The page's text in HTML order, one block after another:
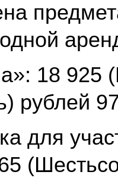
18 925
рублей
для